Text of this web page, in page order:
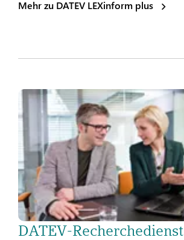
Mehr zu DATEV LEXinform plus
DATEV-Recherchedienst